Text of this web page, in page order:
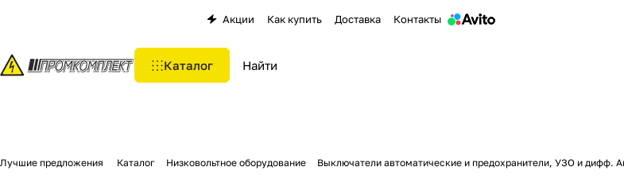
Акции Как купить Доставка Контакты
Каталог
Лучшие предложения Каталог Низковольтное оборудование Выключатели автоматические и предохранители, УЗО и дифф.